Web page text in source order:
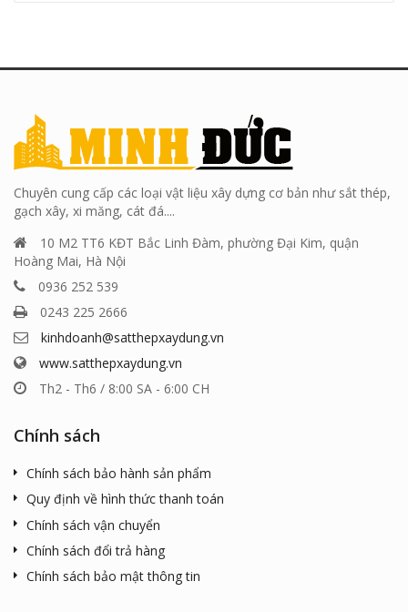
Chuyên cung cấp các loại vật liệu xây dựng cơ bản như sắt thép,
gạch xây, xi măng, cát đá....
10 M2 TT6 KĐT Bắc Linh Đàm, phường Đại Kim, quận
Hoàng Mai, Hà Nội
0936 252 539
0243 225 2666
kinhdoanh@satthepxaydung.vn
www.satthepxaydung.vn
Th2 - Th6 / 8:00 SA - 6:00 CH
Chính sách
Chính sách bảo hành sản phẩm
Quy định về hình thức thanh toán
Chính sách vận chuyển
Chính sách đổi trả hàng
Chính sách bảo mật thông tin